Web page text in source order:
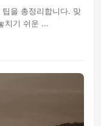
을 총정리합니다. 맞
치기 쉬운 ...